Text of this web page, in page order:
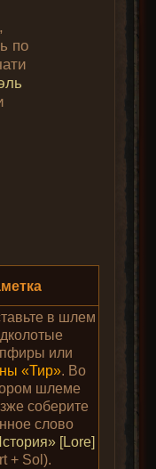
по
в шлем
или
«Тир». Во
шлеме
соберите
слово
[Lore]
+ Sol).